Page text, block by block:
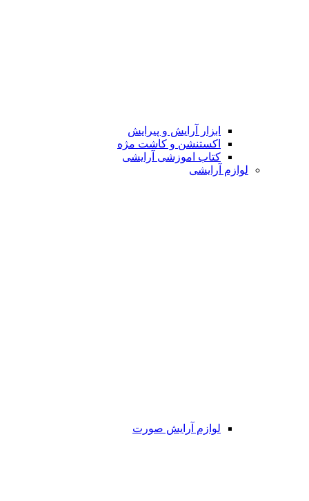
ابزار آرایش و پیرایش
اکستنشن و کاشت مژه
کتاب اموزشی آرایشی
لوازم آرایشی
لوازم آرایش صورت